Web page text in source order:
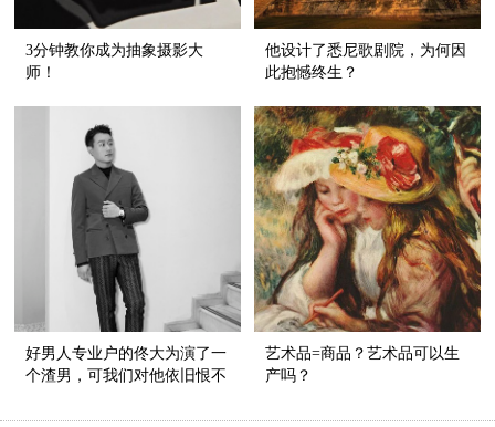
3分钟教你成为抽象摄影大
师！
他设计了悉尼歌剧院，为何因
此抱憾终生？
好男人专业户的佟大为演了一
个渣男，可我们对他依旧恨不
艺术品=商品？艺术品可以生
产吗？